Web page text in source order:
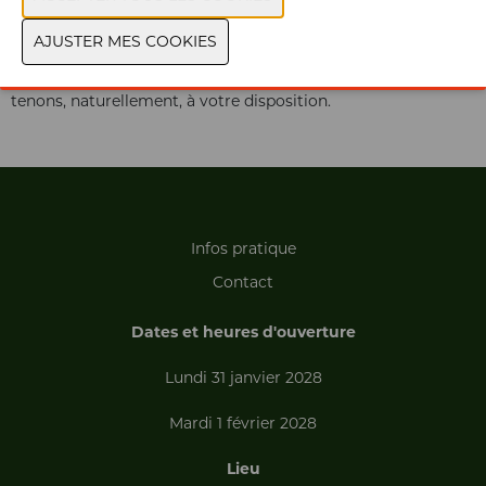
Aussi, il y a des sociétés qui vous proposent les données de
nos visiteurs. Nous respectons la loi PIBR et ne vendons
tenons, naturellement, à votre disposition.
Infos pratique
Contact
Dates et heures d'ouverture
Lundi 31 janvier 2028
Mardi 1 février 2028
Lieu